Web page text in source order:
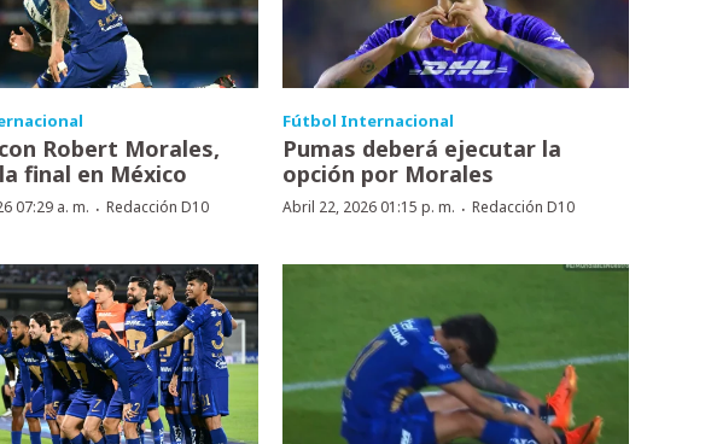
Robert Morales,
final en México
07:29 a. m. · Redacción D10
Fútbol Internacional
Pumas deberá ejecutar la
opción por Morales
Abril 22, 2026 01:15 p. m. · Redacción D10